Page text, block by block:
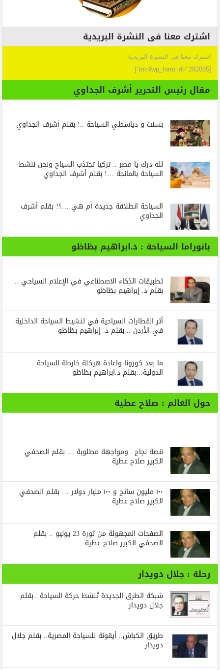
اشترك معنا فى النشرة البريدية
اشترك معنا فى النشرة البريدية
[mc4wp_form id="292065"]
مقال رئيس التحرير أشرف الجداوي
بسنت و دياسطي السياحة ..! بقلم أشرف الجداوي
لله درك يا مصر .. تركيا تجتذب السياح ونحن ننشط
السياحة بالمانجة …! بقلم أشرف الجداوي
السياحة انطلاقة جديدة أم هي …؟! بقلم أشرف
الجداوي
بانوراما السياحة : د.ابراهيم بظاظو
تطبيقات الذكاء الاصطناعي في الإعلام السياحي ..
بقلم د. إبراهيم بظاظو
أثر القطارات السياحية في تنشيط السياحة الداخلية
في الأردن .. بقلم د. إبراهيم بظاظو
ما بعد كورونا واعادة هيكلة خارطة السياحة
الدولية…بقلم د.ابراهيم بظاظو
حول العالم : صلاح عطية
قصة نجاح ..ومواجهة مطلوبة … بقلم الصحفي
الكبير صلاح عطية
١٠٠ مليون سائح و ١٠٠ مليار دولار … بقلم الصحفي
الكبير صلاح عطية
الصفحات المجهولة من ثورة 23 يوليو .. بقلم
الصحفي الكبير صلاح عطية
رحلة : جلال دويدار
شبكة الطرق الجديدة تُنشط حركة السياحة ..بقلم
جلال دويدار
طريق الكباش.. أيقونة للسياحة المصرية.. بقلم جلال
دويدار